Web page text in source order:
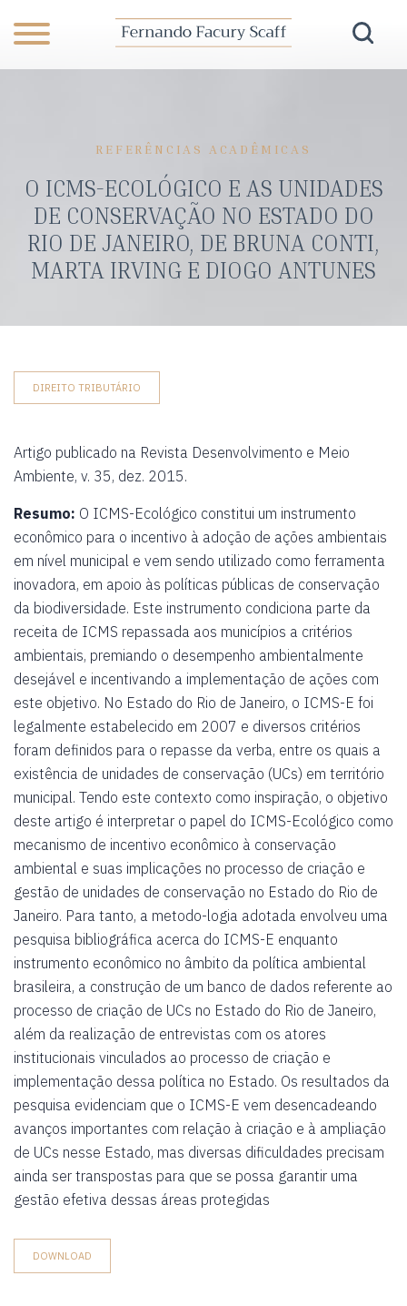
REFERÊNCIAS ACADÊMICAS
O ICMS-ECOLÓGICO E AS UNIDADES
DE CONSERVAÇÃO NO ESTADO DO
RIO DE JANEIRO, DE BRUNA CONTI,
MARTA IRVING E DIOGO ANTUNES
DIREITO TRIBUTÁRIO
Artigo publicado na Revista Desenvolvimento e Meio
Ambiente, v. 35, dez. 2015.
Resumo: O ICMS-Ecológico constitui um instrumento
econômico para o incentivo à adoção de ações ambientais
em nível municipal e vem sendo utilizado como ferramenta
inovadora, em apoio às políticas públicas de conservação
da biodiversidade. Este instrumento condiciona parte da
receita de ICMS repassada aos municípios a critérios
ambientais, premiando o desempenho ambientalmente
desejável e incentivando a implementação de ações com
este objetivo. No Estado do Rio de Janeiro, o ICMS-E foi
legalmente estabelecido em 2007 e diversos critérios
foram definidos para o repasse da verba, entre os quais a
existência de unidades de conservação (UCs) em território
municipal. Tendo este contexto como inspiração, o objetivo
deste artigo é interpretar o papel do ICMS-Ecológico como
mecanismo de incentivo econômico à conservação
ambiental e suas implicações no processo de criação e
gestão de unidades de conservação no Estado do Rio de
Janeiro. Para tanto, a metodo-logia adotada envolveu uma
pesquisa bibliográfica acerca do ICMS-E enquanto
instrumento econômico no âmbito da política ambiental
brasileira, a construção de um banco de dados referente ao
processo de criação de UCs no Estado do Rio de Janeiro,
além da realização de entrevistas com os atores
institucionais vinculados ao processo de criação e
implementação dessa política no Estado. Os resultados da
pesquisa evidenciam que o ICMS-E vem desencadeando
avanços importantes com relação à criação e à ampliação
de UCs nesse Estado, mas diversas dificuldades precisam
ainda ser transpostas para que se possa garantir uma
gestão efetiva dessas áreas protegidas
DOWNLOAD